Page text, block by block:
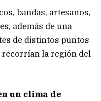
bandas, artesanos,
además de una
de distintos puntos
la región del
un clima de